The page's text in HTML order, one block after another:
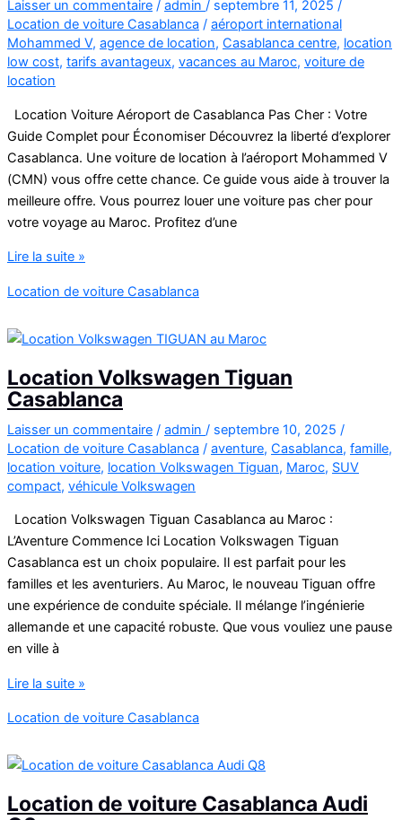
Laisser un commentaire / admin / septembre 11, 2025 /
Location de voiture Casablanca / aéroport international
Mohammed V, agence de location, Casablanca centre, location
low cost, tarifs avantageux, vacances au Maroc, voiture de
location
Location Voiture Aéroport de Casablanca Pas Cher : Votre
Guide Complet pour Économiser Découvrez la liberté d’explorer
Casablanca. Une voiture de location à l’aéroport Mohammed V
(CMN) vous offre cette chance. Ce guide vous aide à trouver la
meilleure offre. Vous pourrez louer une voiture pas cher pour
votre voyage au Maroc. Profitez d’une
Location
voiture
cher
Casablanca
Lire la suite »
Location de voiture Casablanca
Location Volkswagen Tiguan
Casablanca
Laisser un commentaire / admin / septembre 10, 2025 /
Location de voiture Casablanca / aventure, Casablanca, famille,
location voiture, location Volkswagen Tiguan, Maroc, SUV
compact, véhicule Volkswagen
Location Volkswagen Tiguan Casablanca au Maroc :
L’Aventure Commence Ici Location Volkswagen Tiguan
Casablanca est un choix populaire. Il est parfait pour les
familles et les aventuriers. Au Maroc, le nouveau Tiguan offre
une expérience de conduite spéciale. Il mélange l’ingénierie
allemande et une capacité robuste. Que vous vouliez une pause
en ville à
Location
Tiguan
Lire la suite »
Location de voiture Casablanca
Location de voiture Casablanca Audi